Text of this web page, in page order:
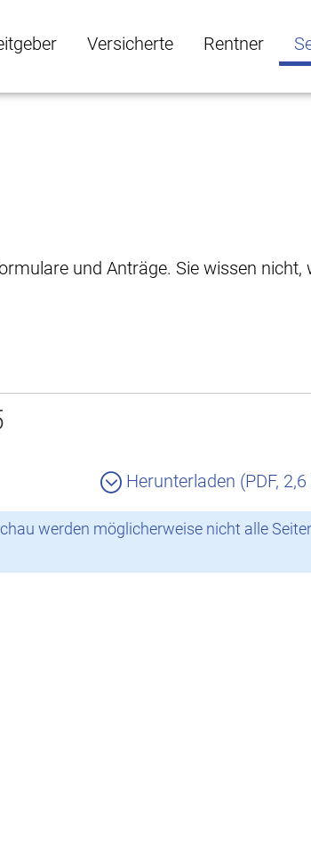
Versicherte Rentner
und Anträge. Sie wissen
Herunterladen (PDF, 2,6
werden möglicherweise nicht alle